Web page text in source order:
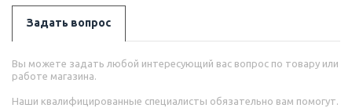
Задать вопрос
Вы можете задать любой интересующий вас вопрос по товару или
работе магазина.
Наши квалифицированные специалисты обязательно вам помогут.